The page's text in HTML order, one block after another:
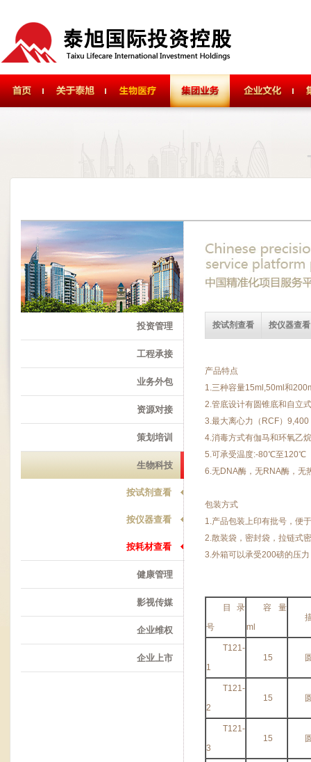
投资管理
工程承接
业务外包
资源对接
策划培训
生物科技
按试剂查看
按仪器查看
按耗材查看
健康管理
影视传媒
企业维权
企业上市
按试剂查看 按仪器查看
产品特点
1.三种容量15ml,50ml和
2.管底设计有圆锥底和自立式
3.最大离心力（RCF）9,400
4.消毒方式有伽马和环氧乙
5.可承受温度:-80℃至120℃
6.无DNA酶，无RNA酶，无
包装方式
1.产品包装上印有批号，便
2.散装袋，密封袋，拉链式
3.外箱可以承受200磅的压
目录
号
容量
ml
T121-
1
15
T121-
2
15
T121-
3
15